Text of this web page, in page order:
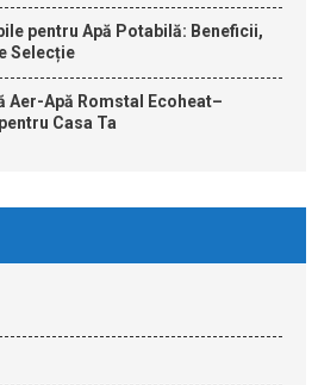
pentru Apă Potabilă: Beneficii,
Selecție
Aer-Apă Romstal Ecoheat–
Casa Ta